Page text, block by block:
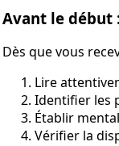
Avant le début
Dès que vous
Lire
Identifier les
Établir
Vérifier la